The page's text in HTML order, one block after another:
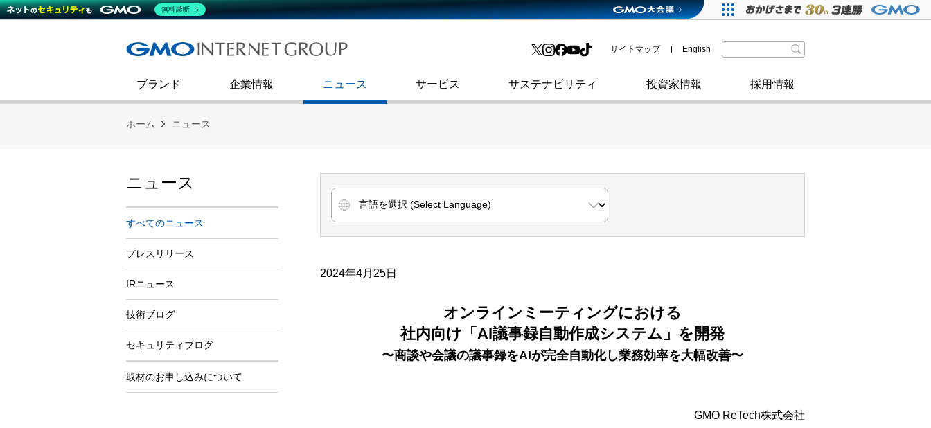
ブランド
企業情報
会社概要
社史
渋谷フクラス入館方法
ニュース
技術ブログ 取材のお申し込みについて
サービス
インターネットセキュリティ事業 その他
サステナビリティ
コミュニケーション
ダイバーシティ＆インクルージョン
SDGsへの取り組み
政府・自治体からの認定
投資家情報
熊谷正寿が語るグループ成長戦略・
財務・業績
よくあるご質問 格付・社債情報
採用情報
第二新卒採用 サイトマップ English
ホーム ニュース
2024年4月25日
オンラインミーティングにおける
社内向け「AI議事録自動作成システム」を開発
〜商談や会議の議事録をAIが完全自動化し業務効率を大幅改善〜
GMO ReTech株式会社
ニュース
すべてのニュース
プレスリリース
IRニュース
技術ブログ
セキュリティブログ
取材のお申し込みについて
無料診断